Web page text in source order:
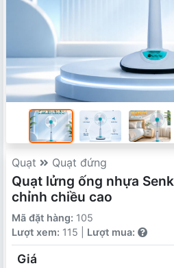
Quạt Quạt đứng
Quạt lửng ống nhựa
chỉnh chiều cao
Mã đặt hàng: 105
Lượt xem: 115 | Lượt mua:
Giá